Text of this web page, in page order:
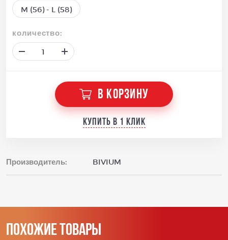
M (56) - L (58)
количество:
В КОРЗИНУ
Купить в 1 клик
Производитель: BIVIUM
Похожие товары